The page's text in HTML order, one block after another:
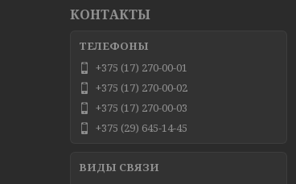
КОНТАКТЫ
+375 (17) 270-00-01
+375 (17) 270-00-02
+375 (17) 270-00-03
+375 (29) 645-14-45